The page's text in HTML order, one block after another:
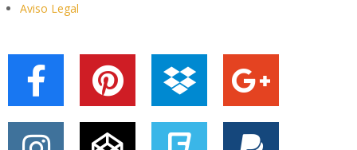
Aviso Legal